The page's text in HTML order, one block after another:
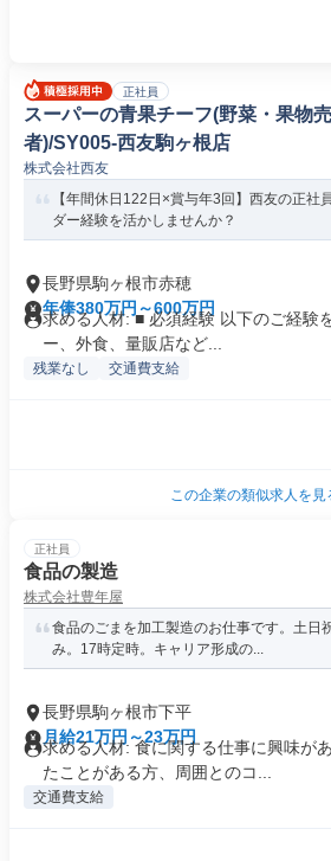
正社員
スーパーの青果チーフ(野菜・果物
者)/SY005-西友駒ヶ根店
株式会社西友
【年間休日122日×賞与年3回】西友の正社
ダー経験を活かしませんか？
長野県駒ヶ根市赤穂
年俸380万円～600万円
求める人材: ■ 必須経験 以下のご経験
ー、外食、量販店など...
残業なし 交通費支給
この企業の類似求人を見
正社員
食品の製造
株式会社豊年屋
食品のごまを加工製造のお仕事です。土日
み。17時定時。キャリア形成の...
長野県駒ヶ根市下平
月給21万円～23万円
求める人材: 食に関する仕事に興味が
たことがある方、周囲とのコ...
交通費支給